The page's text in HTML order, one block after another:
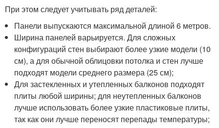
При этом следует учитывать ряд деталей:
Панели выпускаются максимальной длиной 6 метров.
Ширина панелей варьируется. Для сложных
конфигураций стен выбирают более узкие модели (10
см), а для обычной облицовки потолка и стен лучше
подходят модели среднего размера (25 см);
Для застекленных и утепленных балконов подходят
плиты любой ширины; для неутепленных балконов
лучше использовать более узкие пластиковые плиты,
так как они лучше переносят перепады температуры;